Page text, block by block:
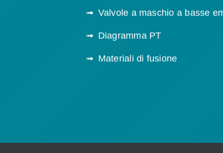
Valvole a maschio a basse
Diagramma PT
Materiali di fusione